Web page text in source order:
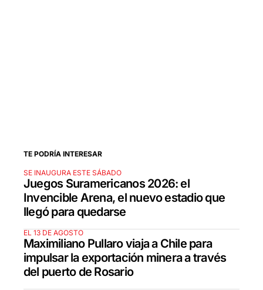
TE PODRÍA INTERESAR
SE INAUGURA ESTE SÁBADO
Juegos Suramericanos 2026: el
Invencible Arena, el nuevo estadio que
llegó para quedarse
EL 13 DE AGOSTO
Maximiliano Pullaro viaja a Chile para
impulsar la exportación minera a través
del puerto de Rosario